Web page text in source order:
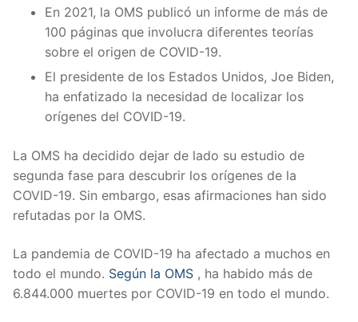
En 2021, la OMS publicó un informe de más de
100 páginas que involucra diferentes teorías
sobre el origen de COVID-19.
El presidente de los Estados Unidos, Joe Biden,
ha enfatizado la necesidad de localizar los
orígenes del COVID-19.
La OMS ha decidido dejar de lado su estudio de
segunda fase para descubrir los orígenes de la
COVID-19. Sin embargo, esas afirmaciones han sido
refutadas por la OMS.
La pandemia de COVID-19 ha afectado a muchos en
todo el mundo. Según la OMS , ha habido más de
6.844.000 muertes por COVID-19 en todo el mundo.